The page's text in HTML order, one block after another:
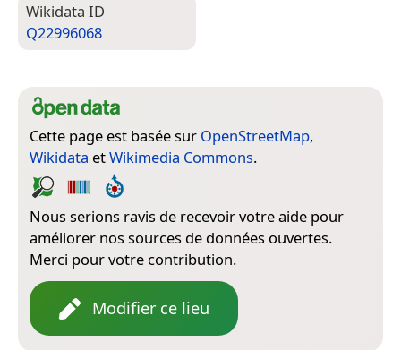
Wiki­data ID
Q22996068
Cette page est basée sur OpenStreetMap,
Wikidata etWikimedia Commons.
Nous serions ravis de recevoir votre aide pour
améliorer nos sources de données ouvertes.
Merci pour votre contribution.
Modifier ce lieu